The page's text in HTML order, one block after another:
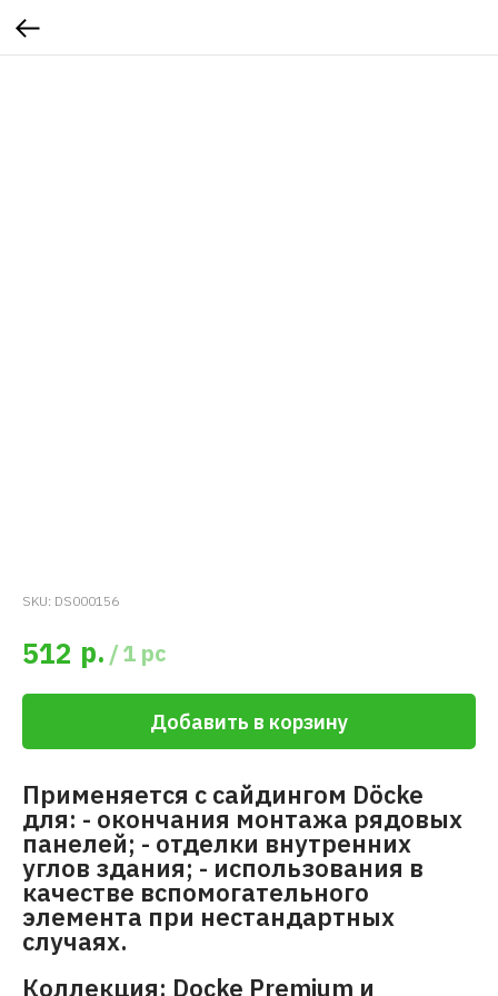
SKU: DS000156
512 р. /1 pc
Добавить в корзину
Применяется с сайдингом Döcke
для: - окончания монтажа рядовых
панелей; - отделки внутренних
углов здания; - использования в
качестве вспомогательного
элемента при нестандартных
случаях.
Коллекция: Docke Premium и